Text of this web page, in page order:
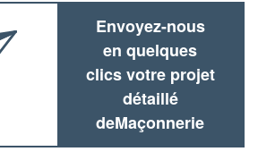
Envoyez-nous
en quelques
clics votre projet
détaillé
deMaçonnerie